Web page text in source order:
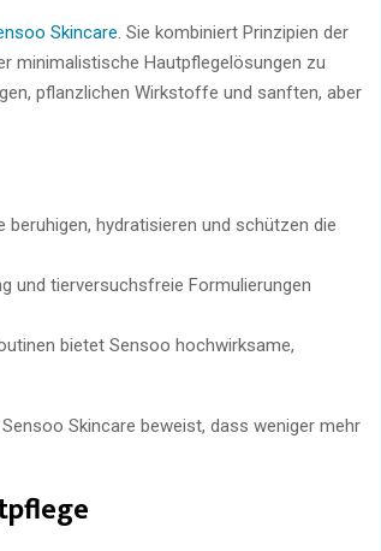
Skincare . Sie kombiniert Prinzipien der
minimalistische Hautpflegelösungen zu
pflanzlichen Wirkstoffe und sanften, aber
hydratisieren und schützen die
und tierversuchsfreie Formulierungen
bietet Sensoo hochwirksame,
Skincare beweist, dass weniger mehr